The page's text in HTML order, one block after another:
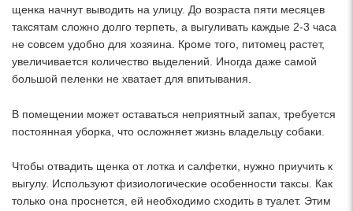
щенка начнут выводить на улицу. До возраста пяти месяцев
таксятам сложно долго терпеть, а выгуливать каждые 2-3 часа
не совсем удобно для хозяина. Кроме того, питомец растет,
увеличивается количество выделений. Иногда даже самой
большой пеленки не хватает для впитывания.
В помещении может оставаться неприятный запах, требуется
постоянная уборка, что осложняет жизнь владельцу собаки.
Чтобы отвадить щенка от лотка и салфетки, нужно приучить к
выгулу. Используют физиологические особенности таксы. Как
только она проснется, ей необходимо сходить в туалет. Этим